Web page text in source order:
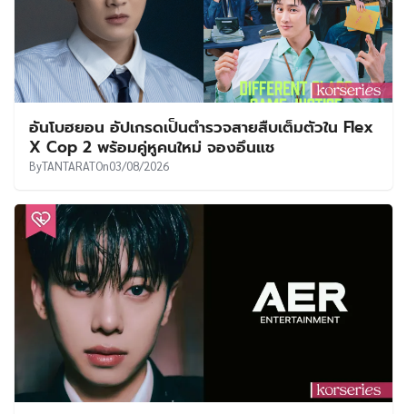
อันโบฮยอน อัปเกรดเป็นตำรวจสายสืบเต็มตัวใน Flex
X Cop 2 พร้อมคู่หูคนใหม่ จองอึนแช
ByTANTARATOn03/08/2026